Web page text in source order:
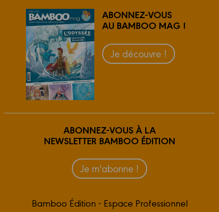
ABONNEZ-VOUS
AU BAMBOO MAG !
Je découvre !
ABONNEZ-VOUS À LA
NEWSLETTER BAMBOO ÉDITION
Je m'abonne !
Bamboo Édition - Espace Professionnel